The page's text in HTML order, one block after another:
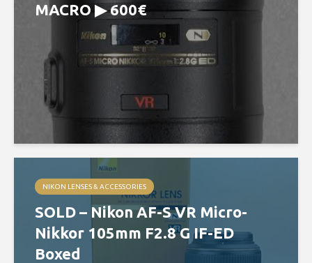
MACRO ▶ 600€
NIKON LENSES & ACCESSORIES
SOLD – Nikon AF-S VR Micro-
Nikkor 105mm F2.8 G IF-ED
Boxed